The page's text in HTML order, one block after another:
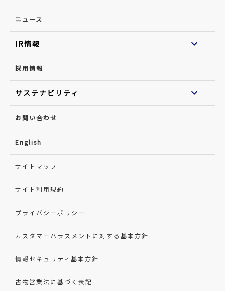
ニュース
IR情報
採用情報
サステナビリティ
お問い合わせ
English
サイトマップ
サイト利用規約
プライバシーポリシー
カスタマーハラスメントに対する基本方針
情報セキュリティ基本方針
古物営業法に基づく表記